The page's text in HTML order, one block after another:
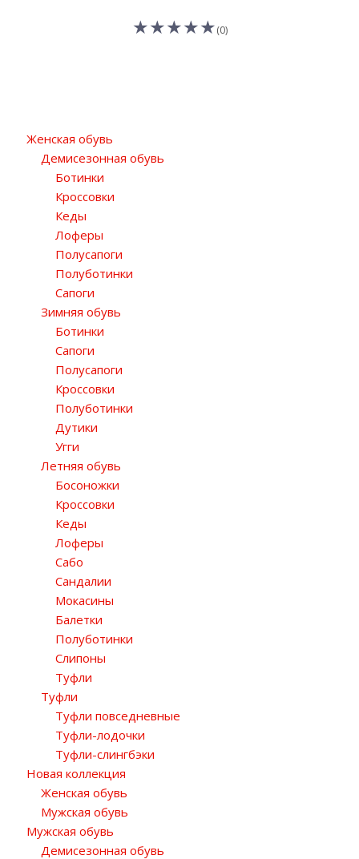
(0)
Женская обувь
Демисезонная обувь
Ботинки
Кроссовки
Кеды
Лоферы
Полусапоги
Полуботинки
Сапоги
Зимняя обувь
Ботинки
Сапоги
Полусапоги
Кроссовки
Полуботинки
Дутики
Угги
Летняя обувь
Босоножки
Кроссовки
Кеды
Лоферы
Сабо
Сандалии
Мокасины
Балетки
Полуботинки
Слипоны
Туфли
Туфли
Туфли повседневные
Туфли-лодочки
Туфли-слингбэки
Новая коллекция
Женская обувь
Мужская обувь
Мужская обувь
Демисезонная обувь